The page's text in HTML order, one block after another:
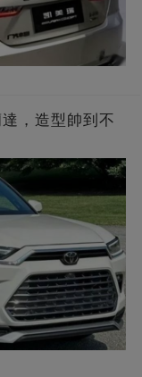
，造型帥到不